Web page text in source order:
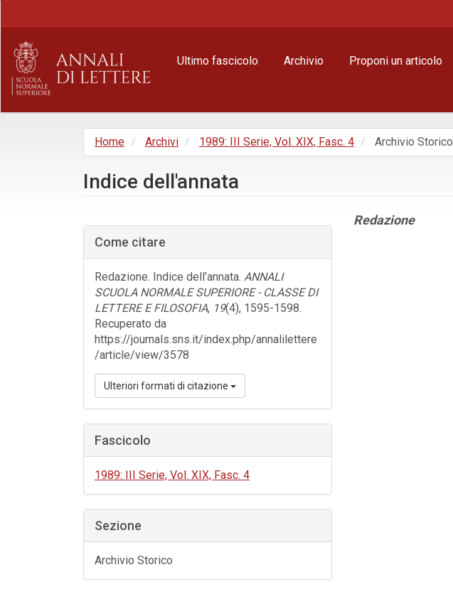
principale
Barra
laterale
Ultimo fascicolo Archivio Proponi un articolo
Home Archivi 1989: III Serie, Vol. XIX, Fasc. 4 Archivio Storico
Indice dell'annata
laterale
dell'articolo
Come citare
Redazione. Indice dell’annata. ANNALI
SCUOLA NORMALE SUPERIORE - CLASSE DI
LETTERE E FILOSOFIA, 19(4), 1595-1598.
Recuperato da
https://journals.sns.it/index.php/annalilettere
/article/view/3578
Ulteriori formati di citazione
Fascicolo
1989: III Serie, Vol. XIX, Fasc. 4
Sezione
Archivio Storico
Contenuto
Redazione